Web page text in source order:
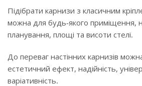
Підібрати карнизи з класичним
можна для будь-якого приміщення,
планування, площі та висоти стелі.
До переваг настінних карнизів
естетичний ефект, надійність,
варіативність.